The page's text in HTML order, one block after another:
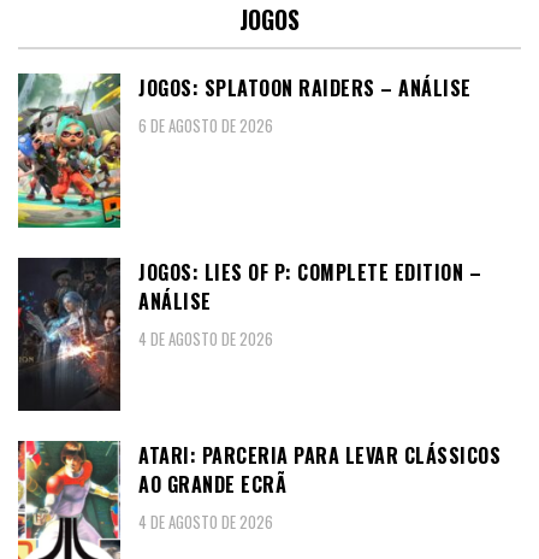
JOGOS
JOGOS: SPLATOON RAIDERS – ANÁLISE
6 DE AGOSTO DE 2026
JOGOS: LIES OF P: COMPLETE EDITION –
ANÁLISE
4 DE AGOSTO DE 2026
ATARI: PARCERIA PARA LEVAR CLÁSSICOS
AO GRANDE ECRÃ
4 DE AGOSTO DE 2026